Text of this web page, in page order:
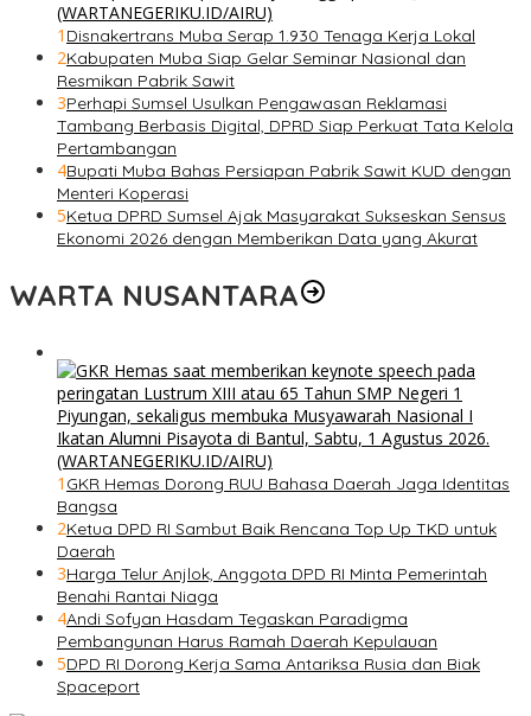
1 Disnakertrans Muba Serap 1.930 Tenaga Kerja Lokal
2Kabupaten Muba Siap Gelar Seminar Nasional dan
Resmikan Pabrik Sawit
3Perhapi Sumsel Usulkan Pengawasan Reklamasi
Tambang Berbasis Digital, DPRD Siap Perkuat Tata Kelola
Pertambangan
4Bupati Muba Bahas Persiapan Pabrik Sawit KUD dengan
Menteri Koperasi
5Ketua DPRD Sumsel Ajak Masyarakat Sukseskan Sensus
Ekonomi 2026 dengan Memberikan Data yang Akurat
WARTA NUSANTARA
1 GKR Hemas Dorong RUU Bahasa Daerah Jaga Identitas
Bangsa
2Ketua DPD RI Sambut Baik Rencana Top Up TKD untuk
Daerah
3Harga Telur Anjlok, Anggota DPD RI Minta Pemerintah
Benahi Rantai Niaga
4Andi Sofyan Hasdam Tegaskan Paradigma
Pembangunan Harus Ramah Daerah Kepulauan
5DPD RI Dorong Kerja Sama Antariksa Rusia dan Biak
Spaceport